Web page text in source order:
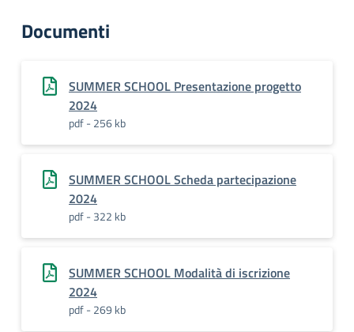
Documenti
SUMMER SCHOOL Presentazione progetto
2024
pdf - 256 kb
SUMMER SCHOOL Scheda partecipazione
2024
pdf - 322 kb
SUMMER SCHOOL Modalità di iscrizione
2024
pdf - 269 kb